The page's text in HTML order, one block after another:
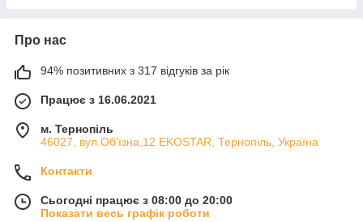
Про нас
94% позитивних з 317 відгуків за рік
Працює з 16.06.2021
м. Тернопіль
46027, вул.Об'їзна,12 EKOSTAR, Тернопіль, Україна
Контакти
Сьогодні працює з 08:00 до 20:00
Показати весь графік роботи